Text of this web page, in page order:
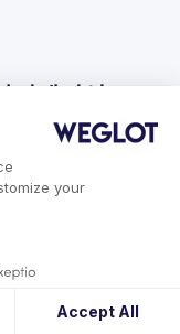
your
Accept All
이제이션
차이점을 알아
마케팅 전략을